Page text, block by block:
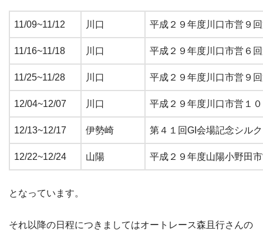
11/09~11/12 川口 平成２９年度川口市営９
11/16~11/18 川口 平成２９年度川口市営６
11/25~11/28 川口 平成２９年度川口市営９
12/04~12/07 川口 平成２９年度川口市営１
12/13~12/17 伊勢崎 第４１回GI会場記念シル
12/22~12/24 山陽 平成２９年度山陽小野田
となっています。
それ以降の日程につきましてはオートレース森且行さんの